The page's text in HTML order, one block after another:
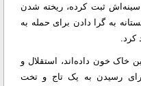
۲۸ مرداد را در سینه‌اش ثبت کرده، ریخته شدن
به گرا دادن برای حمله به
خون داده‌اند، استقلال و
رسیدن به یک تاج و تخت